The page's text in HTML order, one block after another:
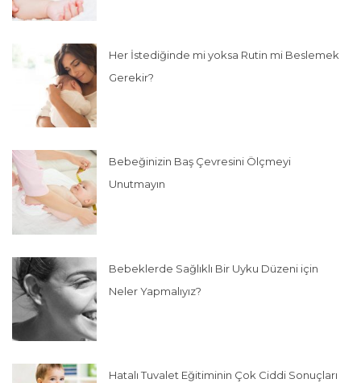
Her İstediğinde mi yoksa Rutin mi Beslemek
Gerekir?
Bebeğinizin Baş Çevresini Ölçmeyi
Unutmayın
Bebeklerde Sağlıklı Bir Uyku Düzeni için
Neler Yapmalıyız?
Hatalı Tuvalet Eğitiminin Çok Ciddi Sonuçları